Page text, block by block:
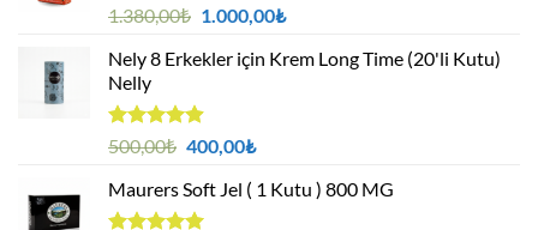
5 üzerinden
oy
aldı
1.380,00₺ Orijinal
1.380,00₺.
1.000,00₺Şu
fiyat:
Nely 8 Erkekler için Krem Long Time (20'li Kutu)
Nelly
5 üzerinden
oy
aldı
500,00₺ Orijinal
500,00₺.
400,00₺Şu
fiyat:
Maurers Soft Jel ( 1 Kutu ) 800 MG